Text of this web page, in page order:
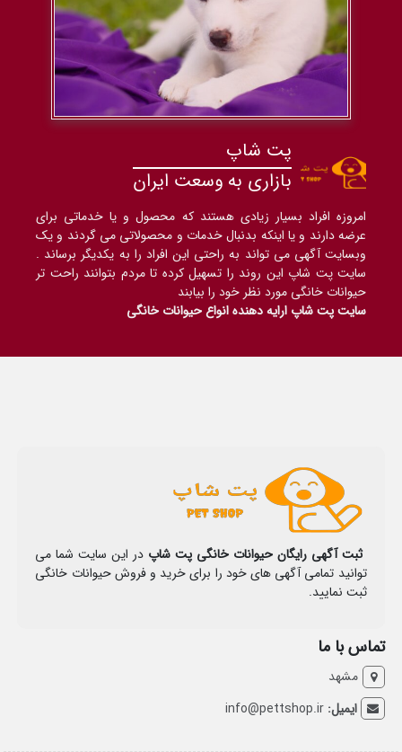
پت شاپ
بازاری به وسعت ایران
امروزه افراد بسیار زیادی هستند که محصول و یا خدماتی برای
عرضه دارند و یا اینکه بدنبال خدمات و محصولاتی می گردند و یک
وبسایت آگهی می تواند به راحتی این افراد را به یکدیگر برساند .
سایت پت شاپ این روند را تسهیل کرده تا مردم بتوانند راحت تر
حیوانات خانگی مورد نظر خود را بیابند
سایت پت شاپ ارایه دهنده انواع حیوانات خانگی
ثبت آگهی رایگان حیوانات خانگی پت شاپ در این سایت شما می
توانید تمامی آگهی های خود را برای خرید و فروش حیوانات خانگی
ثبت نمایید.
تماس با ما
مشهد
ایمیل:info@pettshop.ir